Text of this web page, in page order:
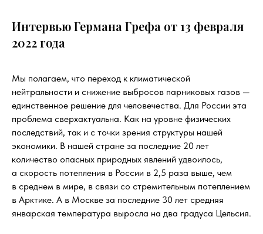
Интервью Германа Грефа от 13 февраля
2022 года
Мы полагаем, что переход к климатической
нейтральности и снижение выбросов парниковых газов —
единственное решение для человечества. Для России эта
проблема сверхактуальна. Как на уровне физических
последствий, так и с точки зрения структуры нашей
экономики. В нашей стране за последние 20 лет
количество опасных природных явлений удвоилось,
а скорость потепления в России в 2,5 раза выше, чем
в среднем в мире, в связи со стремительным потеплением
в Арктике. А в Москве за последние 30 лет средняя
январская температура выросла на два градуса Цельсия.